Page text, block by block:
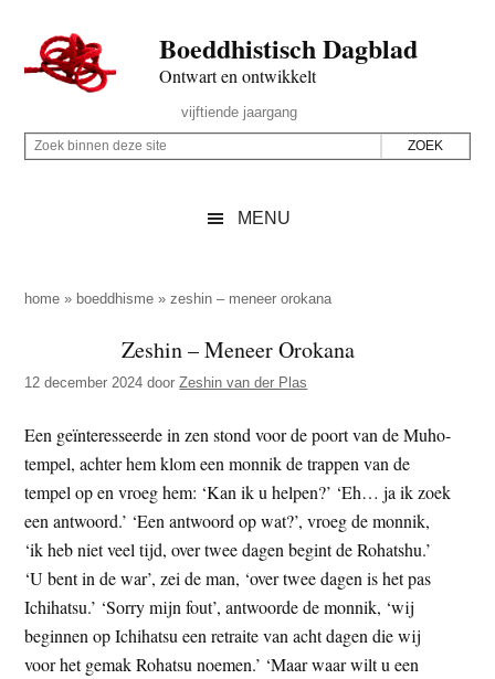
naar
de
inhoud
secondary
naar
de
sidebar
naar
de
Boeddhistisch Dagblad
Ontwart en ontwikkelt
Rechts
vijftiende jaargang
Z
p
z
e
s
i
t
e
Z
i
e
d
e
z
e
s
i
t
e
MENU
home » boeddhisme »zeshin – meneer orokana
Zeshin – Meneer Orokana
12 december 2024 doorZeshin van der Plas
Een geïnteresseerde in zen stond voor de poort van de Muho-
tempel, achter hem klom een monnik de trappen van de
tempel op en vroeg hem: ‘Kan ik u helpen?’ ‘Eh… ja ik zoek
een antwoord.’ ‘Een antwoord op wat?’, vroeg de monnik,
‘ik heb niet veel tijd, over twee dagen begint de Rohatshu.’
‘U bent in de war’, zei de man, ‘over twee dagen is het pas
Ichihatsu.’ ‘Sorry mijn fout’, antwoorde de monnik, ‘wij
beginnen op Ichihatsu een retraite van acht dagen die wij
voor het gemak Rohatsu noemen.’ ‘Maar waar wilt u een